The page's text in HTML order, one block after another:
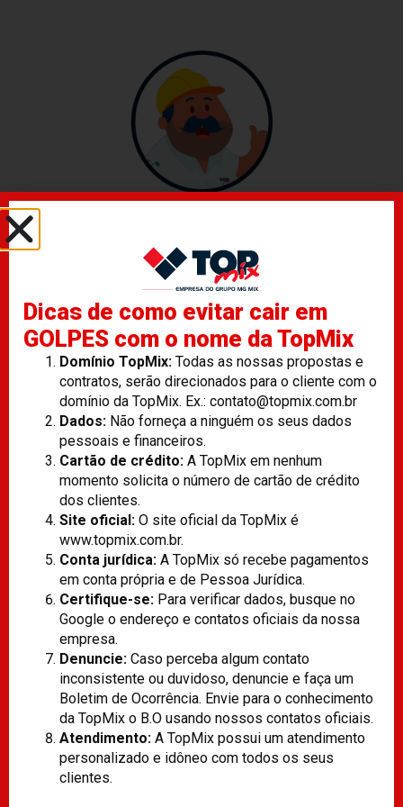
Solicite Seu Orçamento
WhatsApp
Ligue Agora
Site
Siga Nossas Redes Sociais
Instagram
Facebook
Linkedin
Youtube
Dicas de como evitar cair em
GOLPES com o nome da TopMix
Domínio TopMix: Todas as nossas propostas e
contratos, serão direcionados para o cliente com o
domínio da TopMix. Ex.: contato@topmix.com.br
Dados: Não forneça a ninguém os seus dados
pessoais e financeiros.
Cartão de crédito: A TopMix em nenhum
momento solicita o número de cartão de crédito
dos clientes.
Site oficial: O site oficial da TopMix é
www.topmix.com.br.
Conta jurídica: A TopMix só recebe pagamentos
em conta própria e de Pessoa Jurídica.
Certifique-se: Para verificar dados, busque no
Google o endereço e contatos oficiais da nossa
empresa.
Denuncie: Caso perceba algum contato
inconsistente ou duvidoso, denuncie e faça um
Boletim de Ocorrência. Envie para o conhecimento
da TopMix o B.O usando nossos contatos oficiais.
Atendimento: A TopMix possui um atendimento
personalizado e idôneo com todos os seus
clientes.